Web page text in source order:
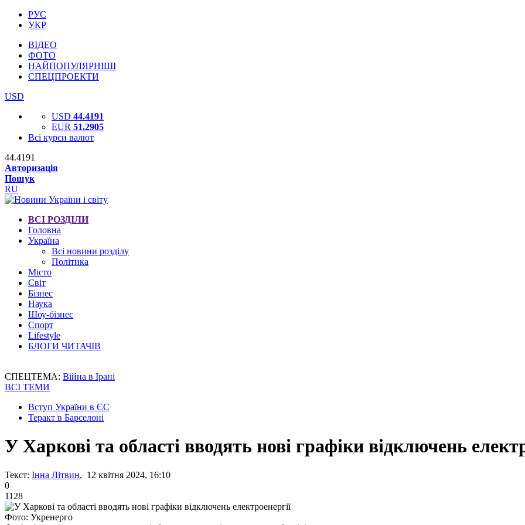
РУС
УКР
ВІДЕО
ФОТО
НАЙПОПУЛЯРНІШІ
СПЕЦПРОЕКТИ
USD
USD 44.4191
EUR 51.2905
Всі курси валют
44.4191
Авторизація
Пошук
RU
ВСІ РОЗДІЛИ
Головна
Україна
Всі новини розділу
Політика
Місто
Світ
Бізнес
Наука
Шоу-бізнес
Спорт
Lifestyle
БЛОГИ ЧИТАЧІВ
СПЕЦТЕМА: Війна в Ірані
ВСІ ТЕМИ
Вступ України в ЄС
Теракт в Барселоні
У Харкові та області вводять нові графіки відключень
Текст: Інна Літвин, 12 квітня 2024, 16:10
0
1128
Фото: Укренерго